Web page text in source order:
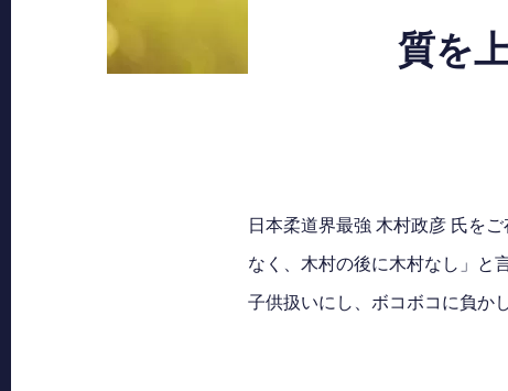
質を
日本柔道界最強 木村政彦 氏を
なく、木村の後に木村なし」と
子供扱いにし、ボコボコに負か